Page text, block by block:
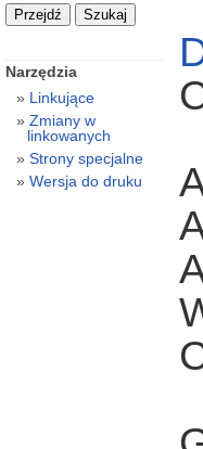
Narzędzia
Linkujące
Zmiany w
linkowanych
Strony specjalne
Wersja do druku